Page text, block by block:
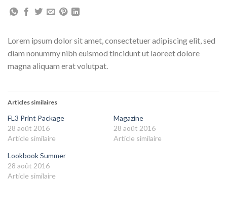
Lorem ipsum dolor sit amet, consectetuer adipiscing elit, sed
diam nonummy nibh euismod tincidunt ut laoreet dolore
magna aliquam erat volutpat.
Articles similaires
FL3 Print Package
28 août 2016
Article similaire
Magazine
28 août 2016
Article similaire
Lookbook Summer
28 août 2016
Article similaire